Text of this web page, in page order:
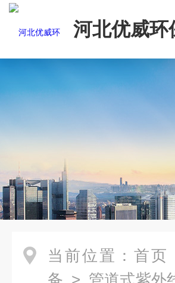
河北优威环
司
当前位置： 首页
备 > 管道式紫外